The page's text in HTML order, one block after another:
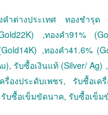
คำต่างประเทศ ทองชำรุ
,ทองคำ91%
,ทองคำ41.6%
รับซื้อเงินแท้ (Silver/
รื่องประดับเพชร, รับซื้อเ
บซื้อเข็มขัดนาค, รับซื้อเข็ม